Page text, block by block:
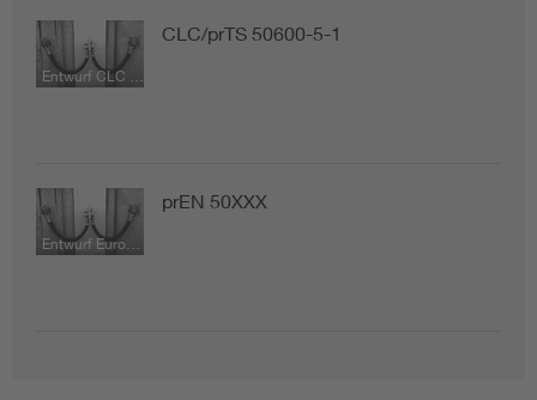
CLC/prTS 50600-5-1
prEN 50XXX